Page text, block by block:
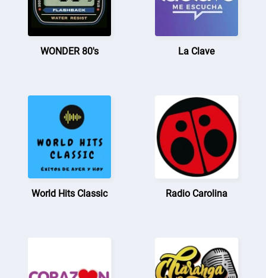
WONDER 80's La Clave
World Hits Classic Radio Carolina